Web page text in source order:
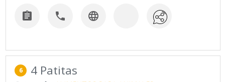
  
6 4 Patitas